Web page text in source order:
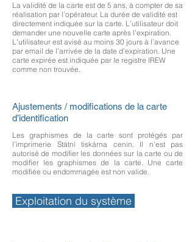
La validité de la carte est de 5 ans, à compter de sa
réalisation par l’opérateur. La durée de validité est
directement indiquée sur la carte. L’utilisateur doit
demander une nouvelle carte après l’expiration.
L’utilisateur est avisé au moins 30 jours à l’avance
par email de l’arrivée de la date d’expiration. Une
carte expirée est indiquée par le registre IREW
comme non trouvée.
Ajustements / modifications de la carte
d’identification
Les graphismes de la carte sont protégés par
l’imprimerie Státní tiskárna cenin. Il n’est pas
autorisé de modifier les données sur la carte ou de
modifier les graphismes de la carte. Une carte
modifiée ou endommagée est non valide.
Exploitation du système